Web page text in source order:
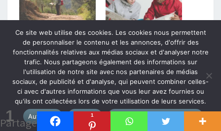
Savoir s’orienter juste
avec une carte, sans
boussole ni GPS
Dans "Conseils pratiques"
Lire une carte IGN : un peu
de pratique
Dans "Conseils pratiques"
1
Partage
1
Ce site web utilise des cookies. Les cookies nous permettent
de personnaliser le contenu et les annonces, d'offrir des
fonctionnalités relatives aux médias sociaux et d'analyser notre
trafic. Nous partageons également des informations sur
l'utilisation de notre site avec nos partenaires de médias
sociaux, de publicité et d'analyse, qui peuvent combiner celles-
ci avec d'autres informations que vous leur avez fournies ou
qu'ils ont collectées lors de votre utilisation de leurs services.
Autoriser
Refuser Politique de confidentialité